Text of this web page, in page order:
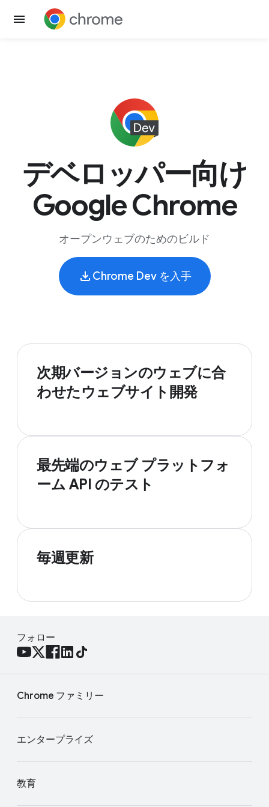
デベロッパー向け
Google Chrome
オープンウェブのためのビルド
Chrome Dev を入手
次期バージョンのウェブに合
わせたウェブサイト開発
最先端のウェブ プラットフォ
ーム API のテスト
毎週更新
フォロー
Chrome ファミリー
エンタープライズ
教育